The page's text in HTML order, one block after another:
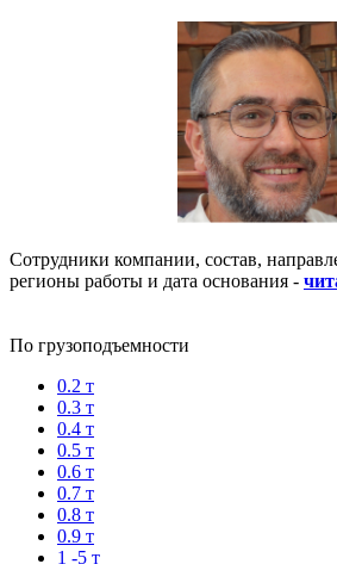
Сотрудники компании, состав,
регионы работы и дата основания -
По грузоподъемности
0.2 т
0.3 т
0.4 т
0.5 т
0.6 т
0.7 т
0.8 т
0.9 т
1 -5 т